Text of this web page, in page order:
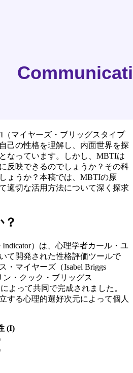
マイヤーズ・ブリッグスタイプ
己の性格を理解し、内面世界を探
なっています。しかし、MBTIは
反映できるのでしょうか？その科
ょうか？本稿では、MBTIの原
適切な活用方法について深く探求
Indicator）は、心理学者カール・ユ
て開発された性格評価ツールで
・マイヤーズ（Isabel Briggs
・クック・ブリッグス
によって共同で完成されました。
する心理的選好次元によって個人
(I)